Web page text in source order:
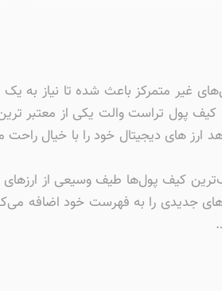
غیر متمرکز باعث شده تا نیاز
کیف پول تراست والت یکی از معتبر
کیف ‌پول‌ها طیف وسیعی از
جدیدی را به فهرست خود اضافه